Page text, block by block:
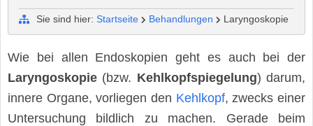
Sie sind hier: Startseite Behandlungen Laryngoskopie
Wie bei allen Endoskopien geht es auch bei der
Laryngoskopie (bzw. Kehlkopfspiegelung) darum,
innere Organe, vorliegen den Kehlkopf, zwecks einer
Untersuchung bildlich zu machen. Gerade beim